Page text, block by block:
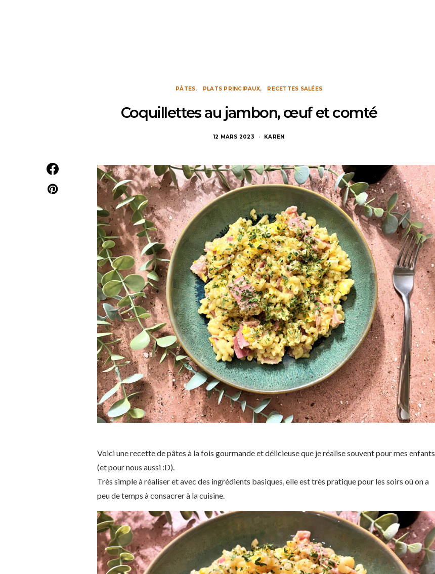
PÂTES PLATS PRINCIPAUX RECETTES SALÉES
Coquillettes au jambon, œuf et comté
12 MARS 2023 KAREN
Voici une recette de pâtes à la fois gourmande et délicieuse que je réalise souvent pour mes enfants
(et pour nous aussi :D).
Très simple à réaliser et avec des ingrédients basiques, elle est très pratique pour les soirs où on a
peu de temps à consacrer à la cuisine.